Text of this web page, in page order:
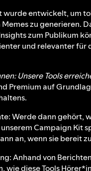
wurde entwickelt, um
zu generieren.
zum Publikum
und relevanter für
Unsere Tools
Premium auf
Werde dann gehört,
Campaign Kit
an, wenn sie bereit
Anhand von
wie diese Tools